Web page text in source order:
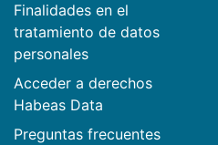
Finalidades en el
tratamiento de datos
personales
Acceder a derechos
Habeas Data
Preguntas frecuentes